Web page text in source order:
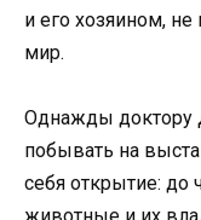
и его хозяином,
мир.
Однажды доктору
побывать на
себя открытие: